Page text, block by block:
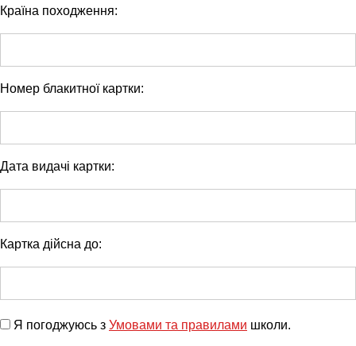
Країна походження:
Номер блакитної картки:
Дата видачі картки:
Картка дійсна до:
Я погоджуюсь з Умовами та правилами школи.